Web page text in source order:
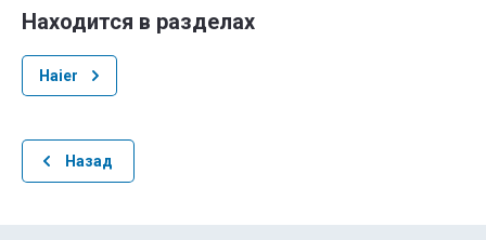
Находится в разделах
Haier
Назад